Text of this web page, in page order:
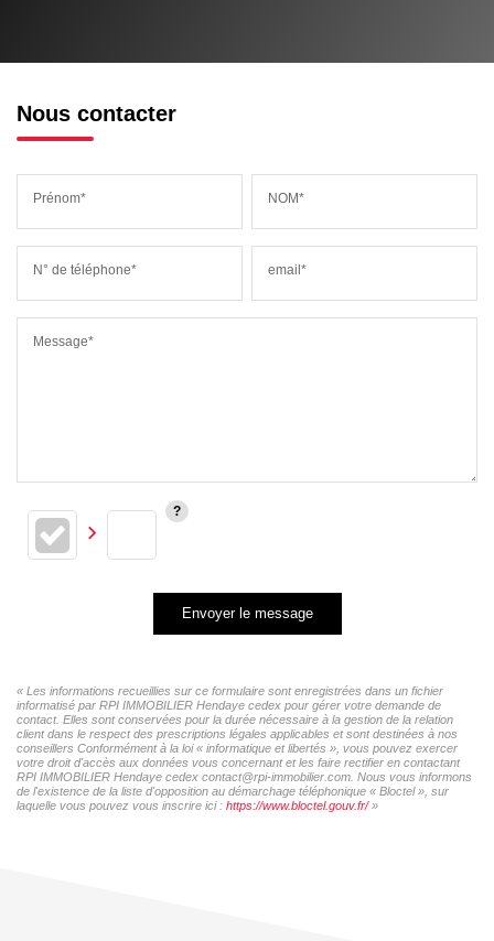
Nous contacter
Prénom* NOM*
N° de téléphone* email*
Message*
Envoyer le message
« Les informations recueillies sur ce formulaire sont enregistrées dans un fichier
informatisé par RPI IMMOBILIER Hendaye cedex pour gérer votre demande de
contact. Elles sont conservées pour la durée nécessaire à la gestion de la relation
client dans le respect des prescriptions légales applicables et sont destinées à nos
conseillers Conformément à la loi « informatique et libertés », vous pouvez exercer
votre droit d'accès aux données vous concernant et les faire rectifier en contactant
RPI IMMOBILIER Hendaye cedex contact@rpi-immobilier.com. Nous vous informons
de l'existence de la liste d'opposition au démarchage téléphonique « Bloctel », sur
laquelle vous pouvez vous inscrire ici : https://www.bloctel.gouv.fr/»